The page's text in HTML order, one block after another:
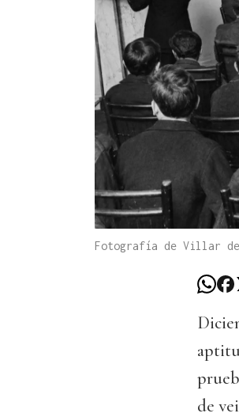
Fotografía de Villar
de